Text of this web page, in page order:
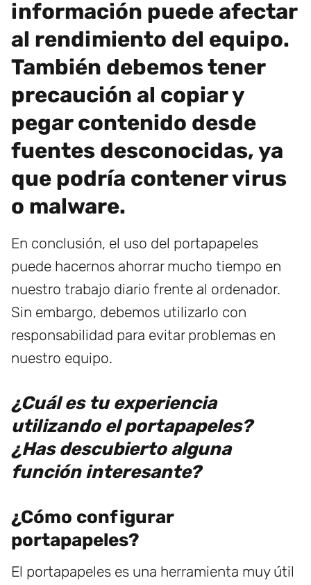
información puede afectar
al rendimiento del equipo.
También debemos tener
precaución al copiar y
pegar contenido desde
fuentes desconocidas, ya
que podría contener virus
o malware.
En conclusión, el uso del portapapeles
puede hacernos ahorrar mucho tiempo en
nuestro trabajo diario frente al ordenador.
Sin embargo, debemos utilizarlo con
responsabilidad para evitar problemas en
nuestro equipo.
¿Cuál es tu experiencia
utilizando el portapapeles?
¿Has descubierto alguna
función interesante?
¿Cómo configurar
portapapeles?
El portapapeles es una herramienta muy útil